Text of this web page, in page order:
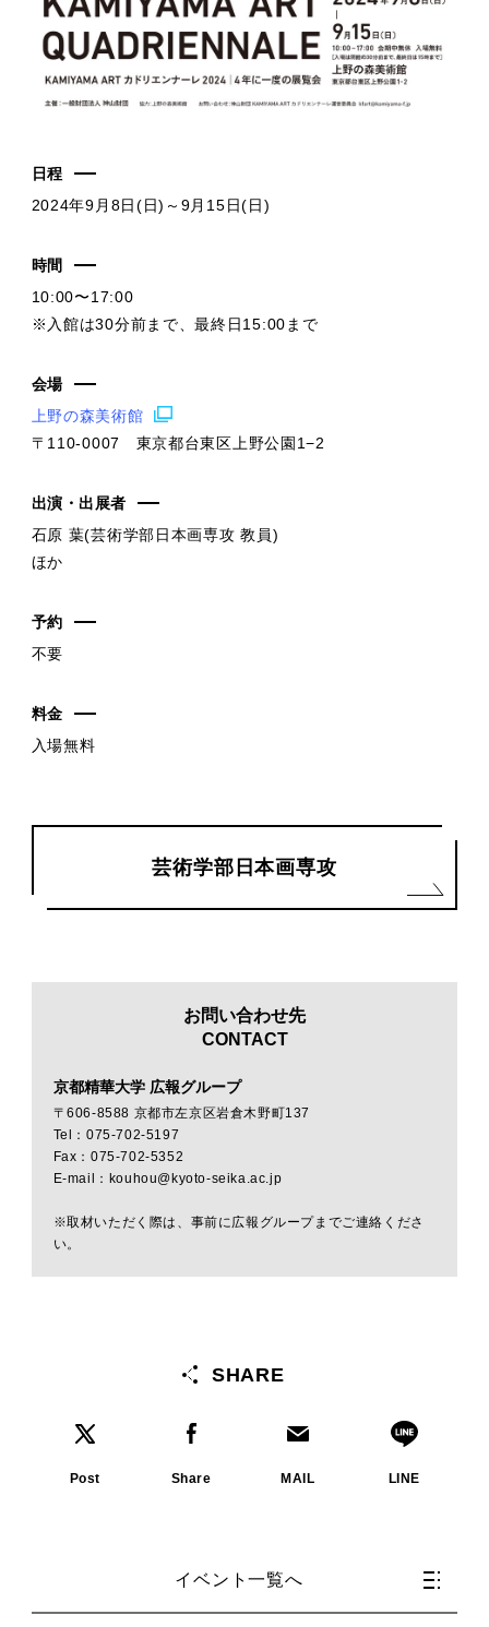
日程
2024年9月8日(日)～9月15日(日)
時間
10:00〜17:00
※入館は30分前まで、最終日15:00まで
会場
上野の森美術館
〒110-0007 東京都台東区上野公園1−2
出演・出展者
石原 葉(芸術学部日本画専攻 教員)
ほか
予約
不要
料金
入場無料
芸術学部日本画専攻
お問い合わせ先
CONTACT
京都精華大学 広報グループ
〒606-8588 京都市左京区岩倉木野町137
Tel：075-702-5197
Fax：075-702-5352
E-mail：kouhou@kyoto-seika.ac.jp
※取材いただく際は、事前に広報グループまでご連絡くださ
い。
SHARE
Post Share MAIL LINE
イベント一覧へ